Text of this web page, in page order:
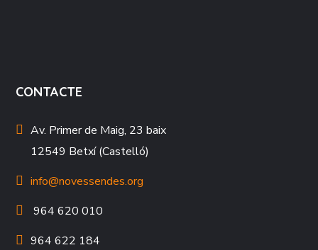
CONTACTE
Av. Primer de Maig, 23 baix
12549 Betxí (Castelló)
info@novessendes.org
964 620 010
964 622 184